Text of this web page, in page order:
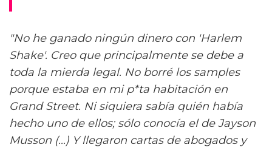
"No he ganado ningún dinero con 'Harlem
Shake'. Creo que principalmente se debe a
toda la mierda legal. No borré los samples
porque estaba en mi p*ta habitación en
Grand Street. Ni siquiera sabía quién había
hecho uno de ellos; sólo conocía el de Jayson
Musson (...) Y llegaron cartas de abogados y